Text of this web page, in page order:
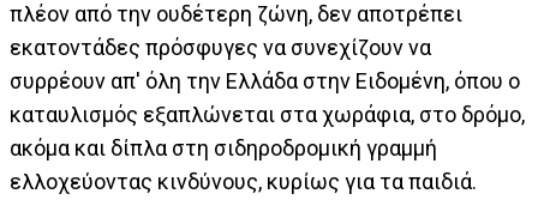
πλέον από την ουδέτερη ζώνη, δεν αποτρέπει
εκατοντάδες πρόσφυγες να συνεχίζουν να
συρρέουν απ' όλη την Ελλάδα στην Ειδομένη, όπου ο
καταυλισμός εξαπλώνεται στα χωράφια, στο δρόμο,
ακόμα και δίπλα στη σιδηροδρομική γραμμή
ελλοχεύοντας κινδύνους, κυρίως για τα παιδιά.